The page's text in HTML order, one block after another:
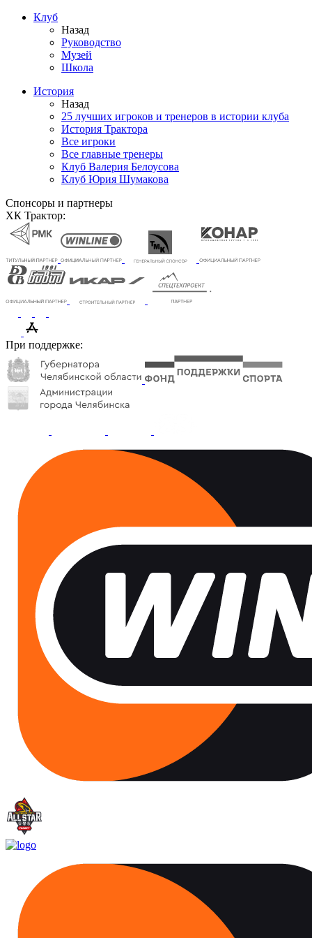
Клуб
Назад
Руководство
Музей
Школа
История
Назад
25 лучших игроков и тренеров в истории клуба
История Трактора
Все игроки
Все главные тренеры
Клуб Валерия Белоусова
Клуб Юрия Шумакова
Спонсоры и партнеры
ХК Трактор:
При поддержке: